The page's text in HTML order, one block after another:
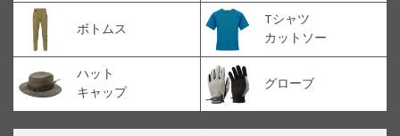
ボトムス
Tシャツ
カットソー
ハット
キャップ
グローブ